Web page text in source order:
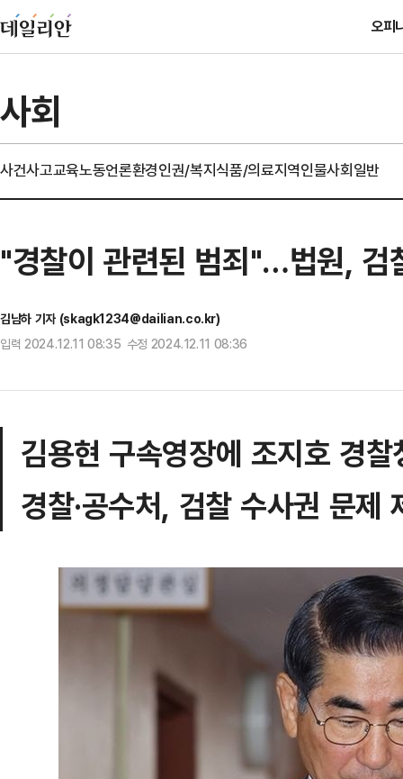
오피
사회
사건사고교육노동언론환경인권/복지식품/의료지역인물사회일반
"경찰이 관련된 범죄"…법원, 검
김남하 기자 (skagk1234@dailian.co.kr)
입력 2024.12.11 08:35 수정 2024.12.11 08:36
김용현 구속영장에 조지호 경
경찰·공수처, 검찰 수사권 문